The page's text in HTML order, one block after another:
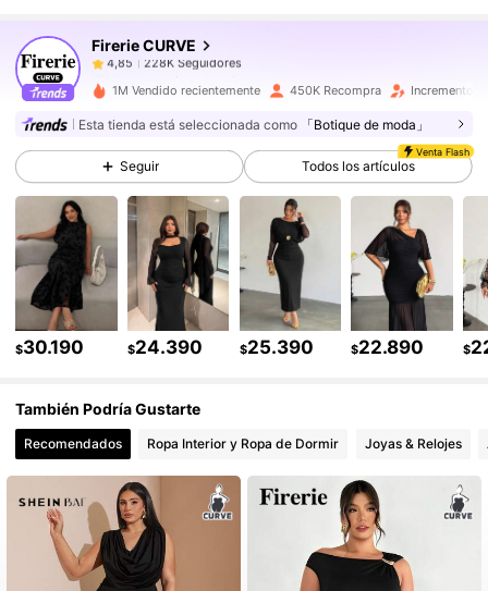
Firerie CURVE
4,85
228K Seguidores
g***6pagóHace 1 día
4,85 228K Seguidores
4,85 228K Seguidores
4,85 228K Seguidores
4,85 228K Seguidores
4,85 228K Seguidores
4,85 228K Seguidores
4,85 228K Seguidores
1M Vendido recientemente 450K Recompra Incremento
Esta tienda está seleccionada como 「Botique de moda」
Seguir
Venta Flash
Todos los artículos
$30.190 $24.390 $25.390 $22.890 $
También Podría Gustarte
Recomendados Ropa Interior y Ropa de Dormir Joyas & Relojes